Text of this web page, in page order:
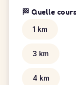
🏁 Quelle
1 km
3 km
4 km